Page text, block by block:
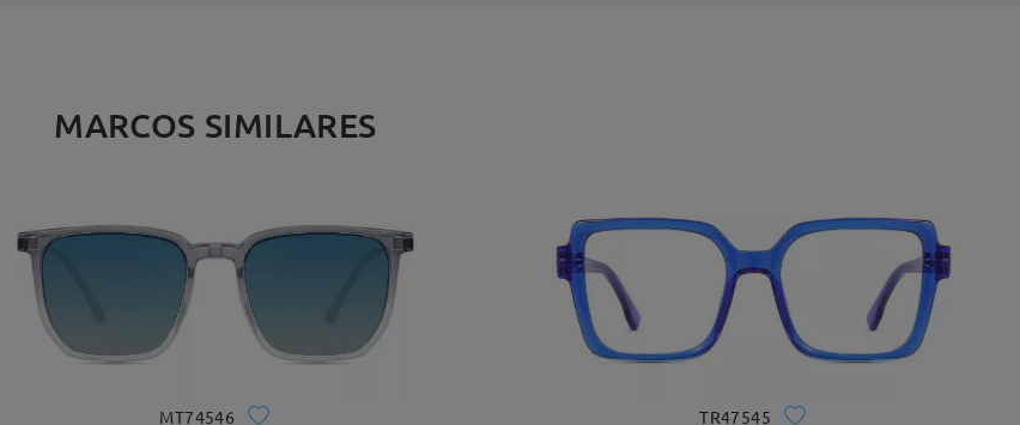
MARCOS SIMILARES
MT74546 TR47545